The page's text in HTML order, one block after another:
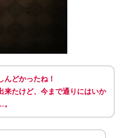
んどかったね！
来たけど、今まで通りにはいか